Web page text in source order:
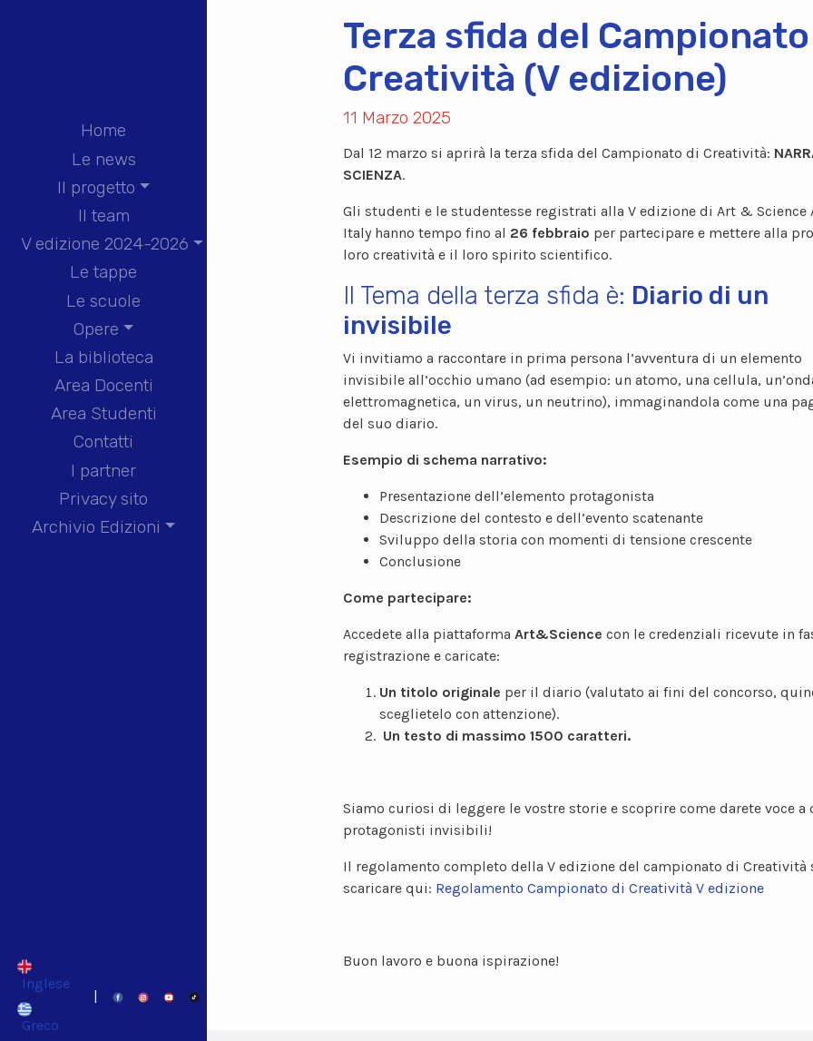
Home
Le news
Il progetto
Il team
V edizione 2024-2026
Le tappe
Le scuole
Opere
La biblioteca
Area Docenti
Area Studenti
Contatti
I partner
Privacy sito
Archivio Edizioni
Inglese
Greco
|
Terza sfida del
Creatività (V edizione)
11 Marzo 2025
Dal 12 marzo si aprirà la terza sfida del Campionato di Creatività:
SCIENZA.
Gli studenti e le studentesse registrati alla V edizione di Art & Science
Italy hanno tempo fino al 26 febbraio per partecipare e mettere alla
loro creatività e il loro spirito scientifico.
Il Tema della terza sfida è: Diario di un
invisibile
Vi invitiamo a raccontare in prima persona l’avventura di un elemento
invisibile all’occhio umano (ad esempio: un atomo, una cellula,
elettromagnetica, un virus, un neutrino), immaginandola come una
del suo diario.
Esempio di schema narrativo:
Presentazione dell’elemento protagonista
Descrizione del contesto e dell’evento scatenante
Sviluppo della storia con momenti di tensione crescente
Conclusione
Come partecipare:
Accedete alla piattaforma Art&Science con le credenziali ricevute in
registrazione e caricate:
Un titolo originale per il diario (valutato ai fini del concorso,
sceglietelo con attenzione).
Un testo di massimo 1500 caratteri.
Siamo curiosi di leggere le vostre storie e scoprire come darete voce a
protagonisti invisibili!
Il regolamento completo della V edizione del campionato di Creatività
scaricare qui: Regolamento Campionato di Creatività V edizione
Buon lavoro e buona ispirazione!